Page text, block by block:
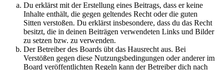
Du erklärst mit der Erstellung eines Beitrags, dass er keine
Inhalte enthält, die gegen geltendes Recht oder die guten
Sitten verstoßen. Du erklärst insbesondere, dass du das Recht
besitzt, die in deinen Beiträgen verwendeten Links und Bilder
zu setzen bzw. zu verwenden.
Der Betreiber des Boards übt das Hausrecht aus. Bei
Verstößen gegen diese Nutzungsbedingungen oder anderer im
Board veröffentlichten Regeln kann der Betreiber dich nach